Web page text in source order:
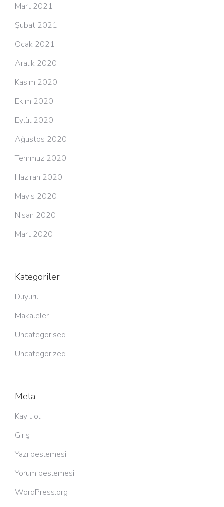
Mart 2021
Şubat 2021
Ocak 2021
Aralık 2020
Kasım 2020
Ekim 2020
Eylül 2020
Ağustos 2020
Temmuz 2020
Haziran 2020
Mayıs 2020
Nisan 2020
Mart 2020
Kategoriler
Duyuru
Makaleler
Uncategorised
Uncategorized
Meta
Kayıt ol
Giriş
Yazı beslemesi
Yorum beslemesi
WordPress.org